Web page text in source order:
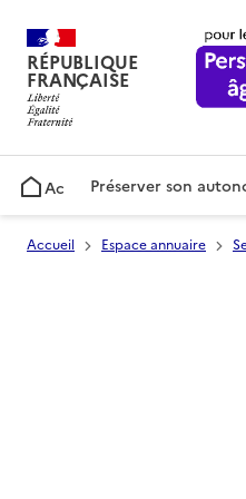
RÉPUBLIQUE
FRANÇAISE
AccueilPréserver son
Accueil Espace annuaire